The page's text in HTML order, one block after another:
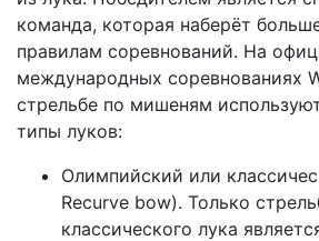
команда, которая наберёт
правилам соревнований. На
международных соревнованиях
стрельбе по мишеням
типы луков:
Олимпийский или
Recurve bow). Только
классического лука